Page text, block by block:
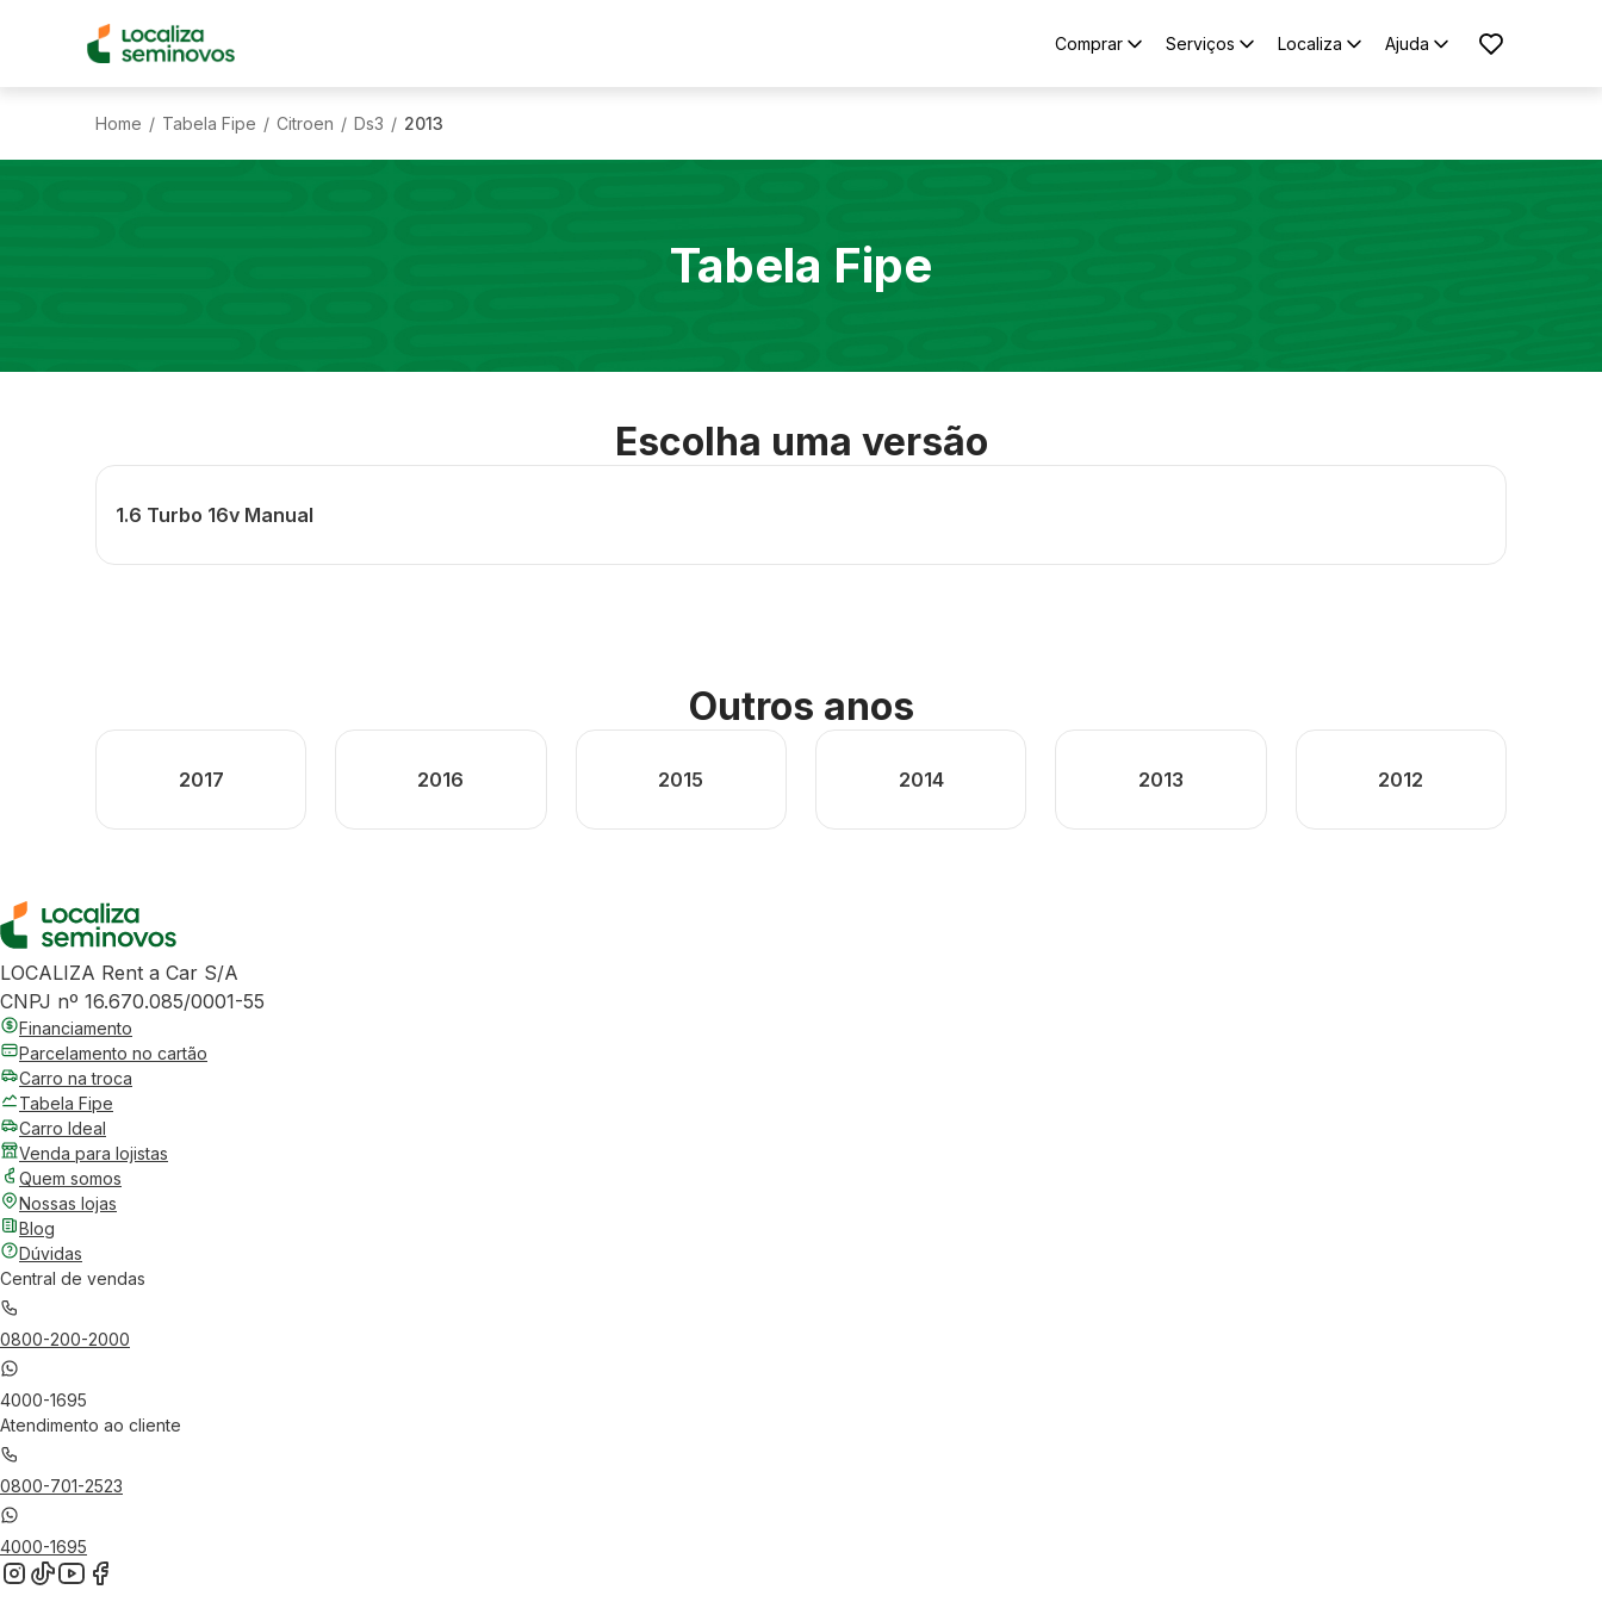
Comprar Serviços Localiza Ajuda
Home / Tabela Fipe / Citroen / Ds3 / 2013
Tabela Fipe
Escolha uma versão
1.6 Turbo 16v Manual
Outros anos
2017 2016 2015 2014 2013 2012
LOCALIZA Rent a Car S/A
CNPJ nº 16.670.085/0001-55
Financiamento
Parcelamento no cartão
Carro na troca
Tabela Fipe
Carro Ideal
Venda para lojistas
Quem somos
Nossas lojas
Blog
Dúvidas
Central de vendas
0800-200-2000
4000-1695
Atendimento ao cliente
0800-701-2523
4000-1695